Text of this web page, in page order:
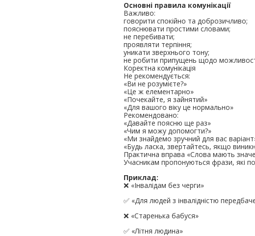
Основні правила комунікації
Важливо:
говорити спокійно та доброзичливо;
пояснювати простими словами;
не перебивати;
проявляти терпіння;
уникати зверхнього тону;
не робити припущень щодо
Коректна комунікація
Не рекомендується:
«Ви не розумієте?»
«Це ж елементарно»
«Почекайте, я зайнятий»
«Для вашого віку це нормально»
Рекомендовано:
«Давайте поясню ще раз»
«Чим я можу допомогти?»
«Ми знайдемо зручний для вас
«Будь ласка, звертайтесь, якщо
Практична вправа «Слова мають
Учасникам пропонуються фрази, які
Приклад:
❌ «Інвалідам без черги»
✅ «Для людей з інвалідністю
❌ «Старенька бабуся»
✅ «Літня людина»